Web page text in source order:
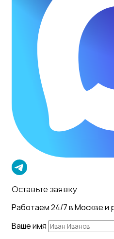
Оставьте заявку
Работаем 24/7 в Москве и
Ваше имя